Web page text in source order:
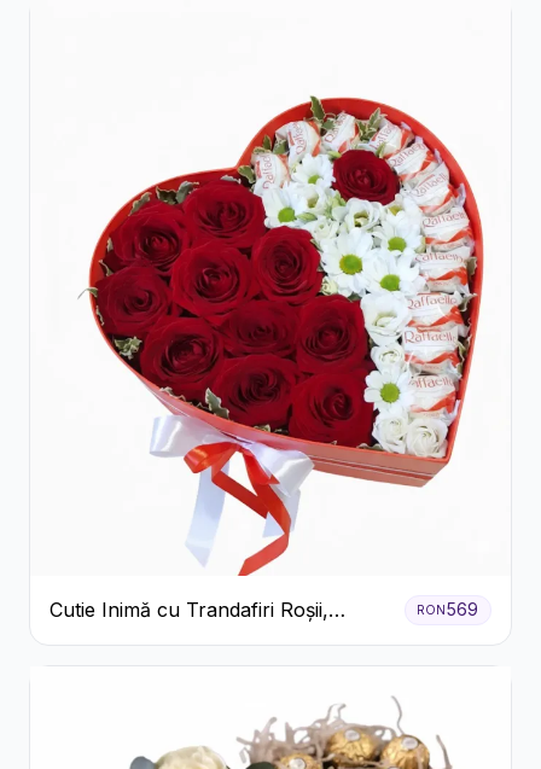
Cutie Inimă cu Trandafiri Roșii,
Crizanteme Albe și Bomboane
Raffaello
RON569